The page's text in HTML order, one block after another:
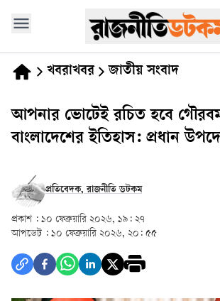
খবরাখবর জাতীয় সংবাদ
আপনার ভোটেই রচিত হবে
বাংলাদেশের ইতিহাস: প্রধান
প্রতিবেদক, রাজনীতি ডটকম
প্রকাশ : ১০ ফেব্রুয়ারি ২০২৬, ১৯: ২৭
আপডেট : ১০ ফেব্রুয়ারি ২০২৬, ২০: ৫৫